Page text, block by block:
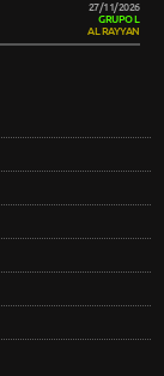
27/11/2026
GRUPO L
AL RAYYAN